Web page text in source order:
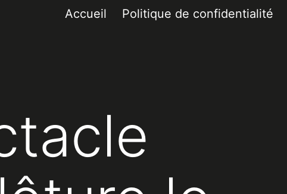
Accueil Politique de confidentialité